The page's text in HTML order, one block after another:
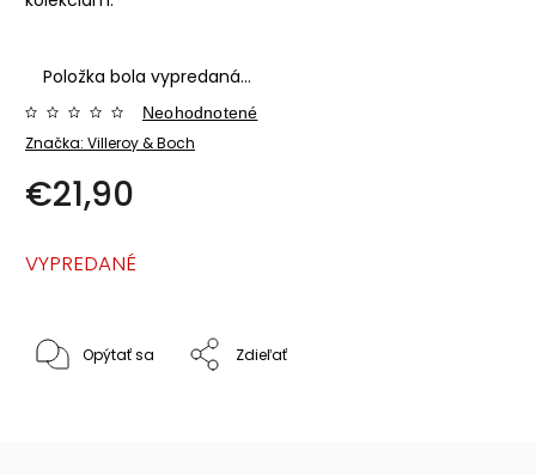
Položka bola vypredaná…
Značka: Villeroy & Boch
Neohodnotené
€21,90
VYPREDANÉ
Opýtať sa Zdieľať